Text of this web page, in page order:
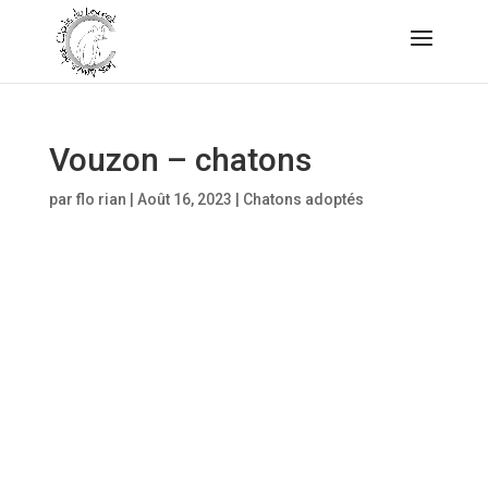
Vouzon – chatons
par flo rian Août 16, 2023 Chatons adoptés